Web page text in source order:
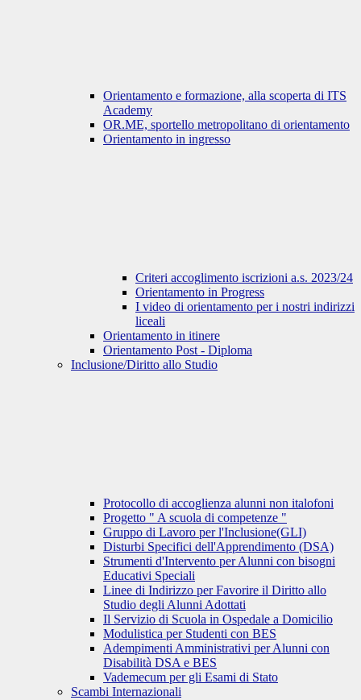
Orientamento e formazione, alla scoperta di ITS
Academy
OR.ME, sportello metropolitano di orientamento
Orientamento in ingresso
Criteri accoglimento iscrizioni a.s. 2023/24
Orientamento in Progress
I video di orientamento per i nostri indirizzi
liceali
Orientamento in itinere
Orientamento Post - Diploma
Inclusione/Diritto allo Studio
Protocollo di accoglienza alunni non italofoni
Progetto " A scuola di competenze "
Gruppo di Lavoro per l'Inclusione(GLI)
Disturbi Specifici dell'Apprendimento (DSA)
Strumenti d'Intervento per Alunni con bisogni
Educativi Speciali
Linee di Indirizzo per Favorire il Diritto allo
Studio degli Alunni Adottati
Il Servizio di Scuola in Ospedale a Domicilio
Modulistica per Studenti con BES
Adempimenti Amministrativi per Alunni con
Disabilità DSA e BES
Vademecum per gli Esami di Stato
Scambi Internazionali